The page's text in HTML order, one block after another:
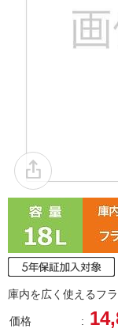
庫内を広く使えるフ
価格